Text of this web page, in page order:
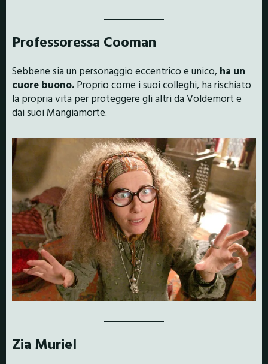
Professoressa Cooman
Sebbene sia un personaggio eccentrico e unico, ha un
cuore buono. Proprio come i suoi colleghi, ha rischiato
la propria vita per proteggere gli altri da Voldemort e
dai suoi Mangiamorte.
Zia Muriel